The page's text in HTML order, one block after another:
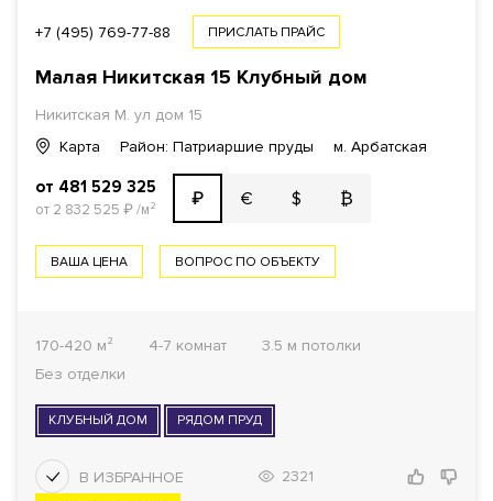
+7 (495) 769-77-88 ПРИСЛАТЬ ПРАЙС
Малая Никитская 15 Клубный дом
Никитская М. ул дом 15
Карта
Район: Патриаршие пруды м. Арбатская
от 481 529 325
от 2 832 525 ₽/м² ₽ € $ ₿
ВАША ЦЕНА ВОПРОС ПО ОБЪЕКТУ
170-420 м² 4-7 комнат
3.5 м потолки
Без отделки
КЛУБНЫЙ ДОМ РЯДОМ ПРУД
2321